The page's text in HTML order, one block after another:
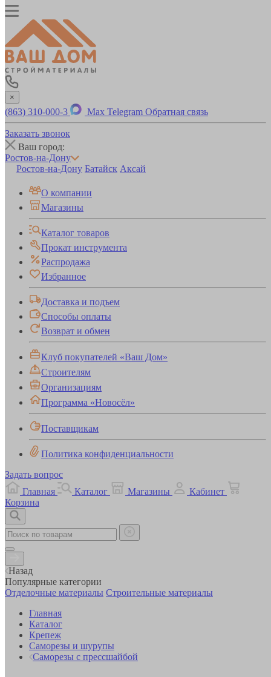
×
(863) 310-000-3 Max Telegram Обратная связь
Заказать звонок
Ваш город:
Ростов-на-Дону
Ростов-на-Дону Батайск Аксай
О компании
Магазины
Каталог товаров
Прокат инструмента
Распродажа
Избранное
Доставка и подъем
Способы оплаты
Возврат и обмен
Клуб покупателей «Ваш Дом»
Строителям
Организациям
Программа «Новосёл»
Поставщикам
Политика конфиденциальности
Задать вопрос
Главная
Каталог Магазины
Кабинет
Корзина
Назад
Популярные категории
Отделочные материалы Строительные материалы
Главная
Каталог
Крепеж
Саморезы и шурупы
Саморезы с прессшайбой